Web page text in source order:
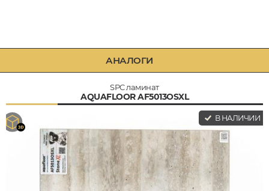
АНАЛОГИ
SPC ламинат
AQUAFLOOR AF5013OSXL
В НАЛИЧИИ